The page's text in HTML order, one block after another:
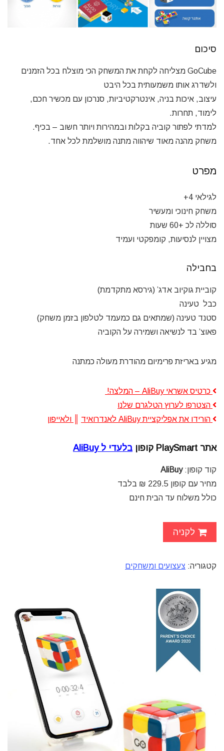
סיכום
GoCube מצליחה לקחת את המשחק הכי מוצלח בכל הזמנים
ולשדרג אותו משמעותית בכל היבט
עיצוב, איכות בניה, אינטרקטיביות, סנרכון עם מכשיר חכם,
לימוד, תחרות.
למדתי לפתור קוביה בקלות ובמהירות ויותר חשוב – בכיף.
משחק מהנה מאוד שיהווה מתנה מושלמת לכל אחד.
מפרט
לגילאי 4+
משחק חינוכי ומעשיר
סוללה לכ +60 שעות
מצויין לנסיעות, קומפקטי ועמיד
בחבילה
קוביית גוקיוב אדג’ (גירסא מתקדמת)
כבל טעינה
סטנד טעינה (שמתאים גם כמעמד לטלפון בזמן משחק)
פאוצ’ בד לנשיאה ושמירה על הקוביה
מגיע באריזת פרימיום מהודרת מעולה כמתנה
כרטיס אשראי AliBuy – המלצה!
הצטרפו לערוץ הטלגרם שלנו
הורידו את אפליקציית AliBuy לאנדרואיד
ולאייפון
אתר PlaySmart קופון בלעדי ל AliBuy
קוד קופון:AliBuy
מחיר עם קופון
כולל משלוח עד הבית חינם
לקניה
קטגוריה: צעצועים ומשחקים